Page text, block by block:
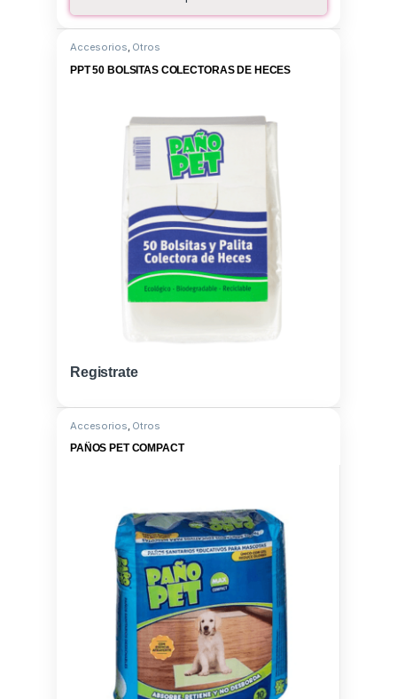
Accesorios, Otros
PPT 50 BOLSITAS COLECTORAS DE HECES
Registrate
Accesorios, Otros
PAÑOS PET COMPACT